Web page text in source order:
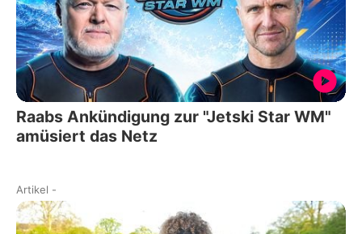
Raabs Ankündigung zur "Jetski Star WM"
amüsiert das Netz
Artikel -